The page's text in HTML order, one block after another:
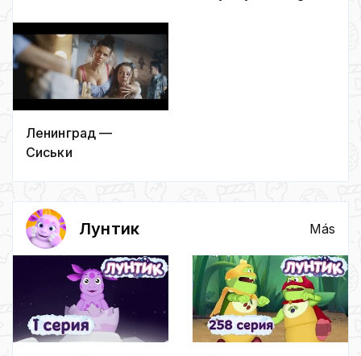
Ленинград —
Сиськи
Лунтик Más